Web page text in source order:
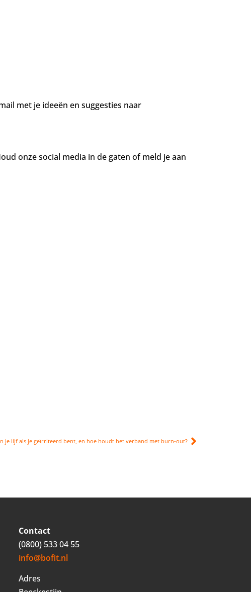
met je ideeën en suggesties naar
onze social media in de gaten of meld je aan
je lijf als je geïrriteerd bent, en hoe houdt het verband met burn-out?
Contact
(0800) 533 04 55
info@bofit.nl
Adres